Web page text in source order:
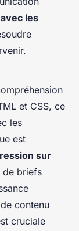
les
et CSS, ce
les
est
sur
briefs
contenu
cruciale